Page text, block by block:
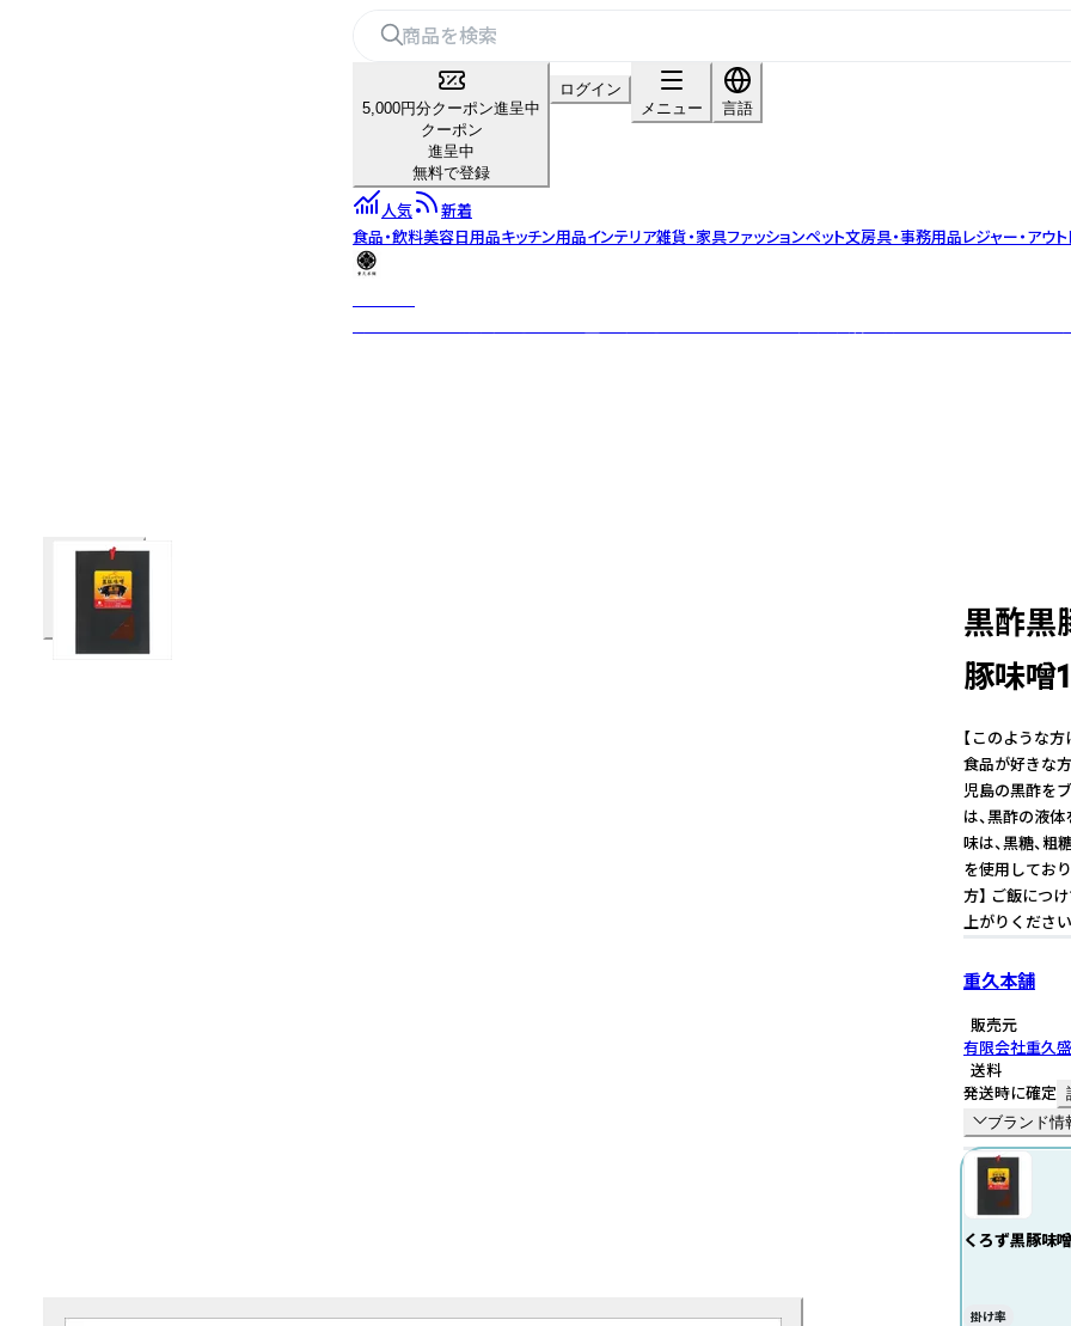
5,000円分クーポン進呈中
クーポン
進呈中
無料で登録
ログイン
メニュー
言語
人気
新着
食品・飲料美容日用品キッチン用品インテリア雑貨・家具ファッションペット文房具・事務用品レジャー・アウ
黒酢黒
豚味噌
【このような
食品が好きな
児島の黒酢を
は、黒酢の液
味は、黒糖、
を使用しており
方】 ご飯につ
上がりください
重久本舗
販売元
有限会社重久
送料
発送時に確定
ブランド情
くろず黒豚味
掛け率